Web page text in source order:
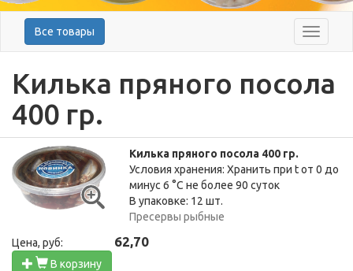
Меню
Все товары
Килька пряного посола
400 гр.
Килька пряного посола 400 гр.
Условия хранения: Хранить при t от 0 до
минус 6 °C не более 90 суток
В упаковке: 12 шт.
Пресервы рыбные
Цена, руб: 62,70
В корзину